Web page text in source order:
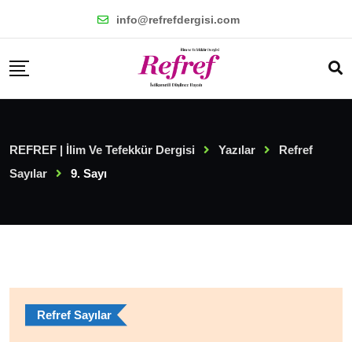
content
info@refrefdergisi.com
REFREF | İlim Ve Tefekkür Dergisi Yazılar
Refref
Sayılar
9. Sayı
Refref Sayılar